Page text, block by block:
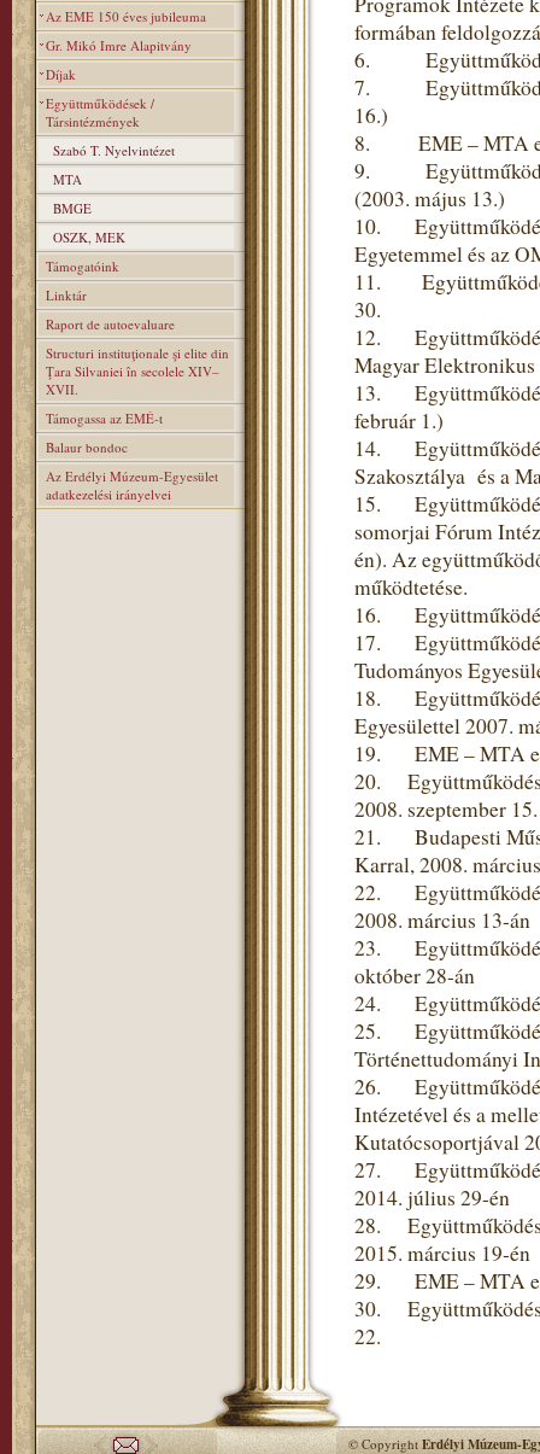
Az EME 150 éves jubileuma
Gr. Mikó Imre Alapitvány
Díjak
Együttműködések /
Társintézmények
Szabó T. Nyelvintézet
MTA
BMGE
OSZK, MEK
Támogatóink
Linktár
Raport de autoevaluare
Structuri instituţionale şi elite din
Ţara Silvaniei în secolele XIV–
XVII.
Támogassa az EMÉ-t
Balaur bondoc
Az Erdélyi Múzeum-Egyesület
adatkezelési irányelvei
formában
6. Együttműködési
7. Együttműködési
16.)
8. EME – MTA
9. Együttműködési
(2003. május 13.)
10.
Egyetemmel és az
11.
30.
12.
Magyar
13.
február 1.)
14.
Szakosztálya és a
15.
somorjai Fórum
én). Az
működtetése.
16.
17.
Tudományos
18.
Egyesülettel 2007.
19. EME – MTA
20. Együttműködési
2008. szeptember 15.
21. Budapesti
Karral, 2008.
22.
2008. március 13-án
23.
október 28-án
24.
25.
Történettudományi
26.
Intézetével és a
Kutatócsoportjával
27.
2014. július 29-én
28. Együttműködési
2015. március 19-én
29. EME – MTA
30. Együttműködési
22.
© CopyrightErdélyi Múzeum-